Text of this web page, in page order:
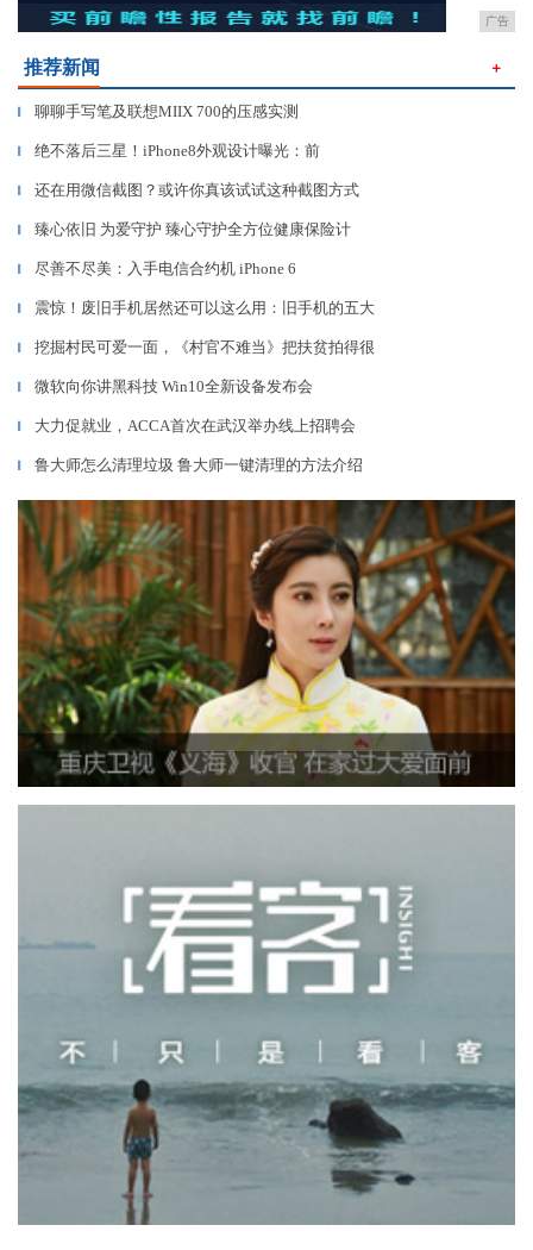
广告
推荐新闻 ＋
▎ 聊聊手写笔及联想MIIX 700的压感实测
▎ 绝不落后三星！iPhone8外观设计曝光：前
▎ 还在用微信截图？或许你真该试试这种截图方式
▎ 臻心依旧 为爱守护 臻心守护全方位健康保险计
▎ 尽善不尽美：入手电信合约机 iPhone 6
▎ 震惊！废旧手机居然还可以这么用：旧手机的五大
▎ 挖掘村民可爱一面，《村官不难当》把扶贫拍得很
▎ 微软向你讲黑科技 Win10全新设备发布会
▎ 大力促就业，ACCA首次在武汉举办线上招聘会
▎ 鲁大师怎么清理垃圾 鲁大师一键清理的方法介绍